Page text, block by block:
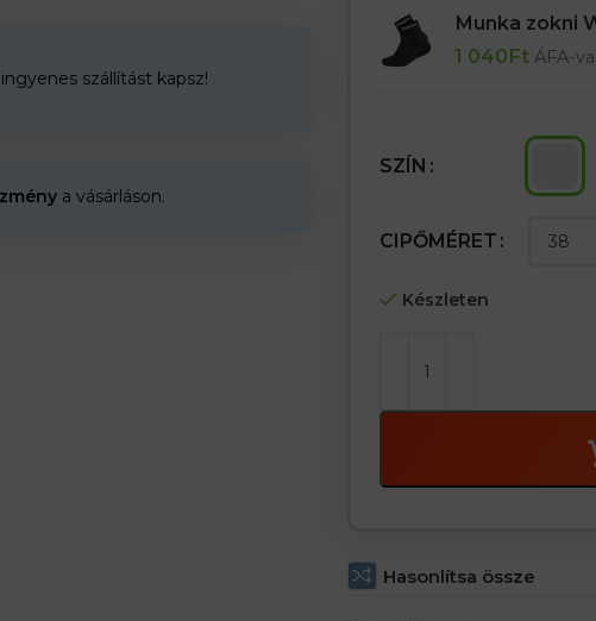
ingyenes szállítást kapsz!
a vásárláson.
46-os méret = 45-46
48-as méret = 47-48Munka zokni
1 040Ft ÁFA-
SZÍN
CIPŐMÉRET
Készleten
Hasonlítsa össze